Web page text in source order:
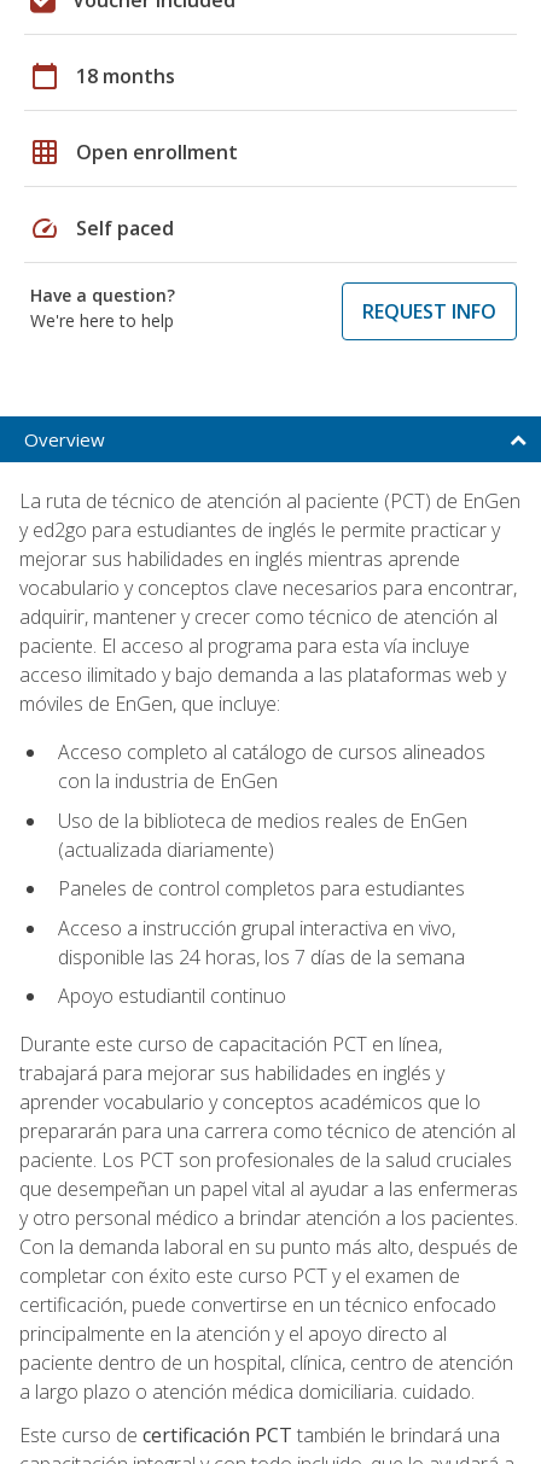
calendar_today 18 months
grid_on Open enrollment
speed Self paced
Have a question?
We're here to help
REQUEST INFO
Overview
La ruta de técnico de atención al paciente (PCT) de EnGen
y ed2go para estudiantes de inglés le permite practicar y
mejorar sus habilidades en inglés mientras aprende
vocabulario y conceptos clave necesarios para encontrar,
adquirir, mantener y crecer como técnico de atención al
paciente. El acceso al programa para esta vía incluye
acceso ilimitado y bajo demanda a las plataformas web y
móviles de EnGen, que incluye:
Acceso completo al catálogo de cursos alineados
con la industria de EnGen
Uso de la biblioteca de medios reales de EnGen
(actualizada diariamente)
Paneles de control completos para estudiantes
Acceso a instrucción grupal interactiva en vivo,
disponible las 24 horas, los 7 días de la semana
Apoyo estudiantil continuo
Durante este curso de capacitación PCT en línea,
trabajará para mejorar sus habilidades en inglés y
aprender vocabulario y conceptos académicos que lo
prepararán para una carrera como técnico de atención al
paciente. Los PCT son profesionales de la salud cruciales
que desempeñan un papel vital al ayudar a las enfermeras
y otro personal médico a brindar atención a los pacientes.
Con la demanda laboral en su punto más alto, después de
completar con éxito este curso PCT y el examen de
certificación, puede convertirse en un técnico enfocado
principalmente en la atención y el apoyo directo al
paciente dentro de un hospital, clínica, centro de atención
a largo plazo o atención médica domiciliaria. cuidado.
Este curso de certificación PCT también le brindará una